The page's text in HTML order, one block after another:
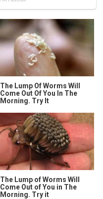
The Lump Of Worms Will
Come Out Of You In The
Morning. Try It
The Lump of Worms Will
Come Out of You in The
Morning. Try it